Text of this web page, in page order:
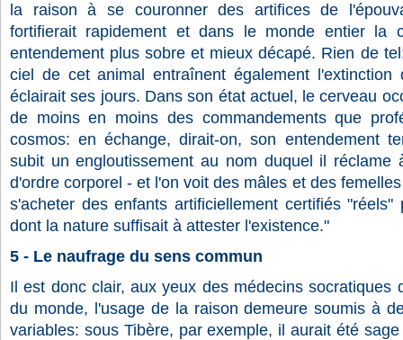
la raison à se couronner des artifices de
fortifierait rapidement et dans le monde entier la
entendement plus sobre et mieux décapé. Rien de
ciel de cet animal entraînent également
éclairait ses jours. Dans son état actuel, le cerveau
de moins en moins des commandements que
cosmos: en échange, dirait-on, son entendement
subit un engloutissement au nom duquel il
d'ordre corporel - et l'on voit des mâles et des
s'acheter des enfants artificiellement certifiés
dont la nature suffisait à attester l'existence."
5 - Le naufrage du sens commun
Il est donc clair, aux yeux des médecins socratiques
du monde, l'usage de la raison demeure soumis à
variables: sous Tibère, par exemple, il aurait été